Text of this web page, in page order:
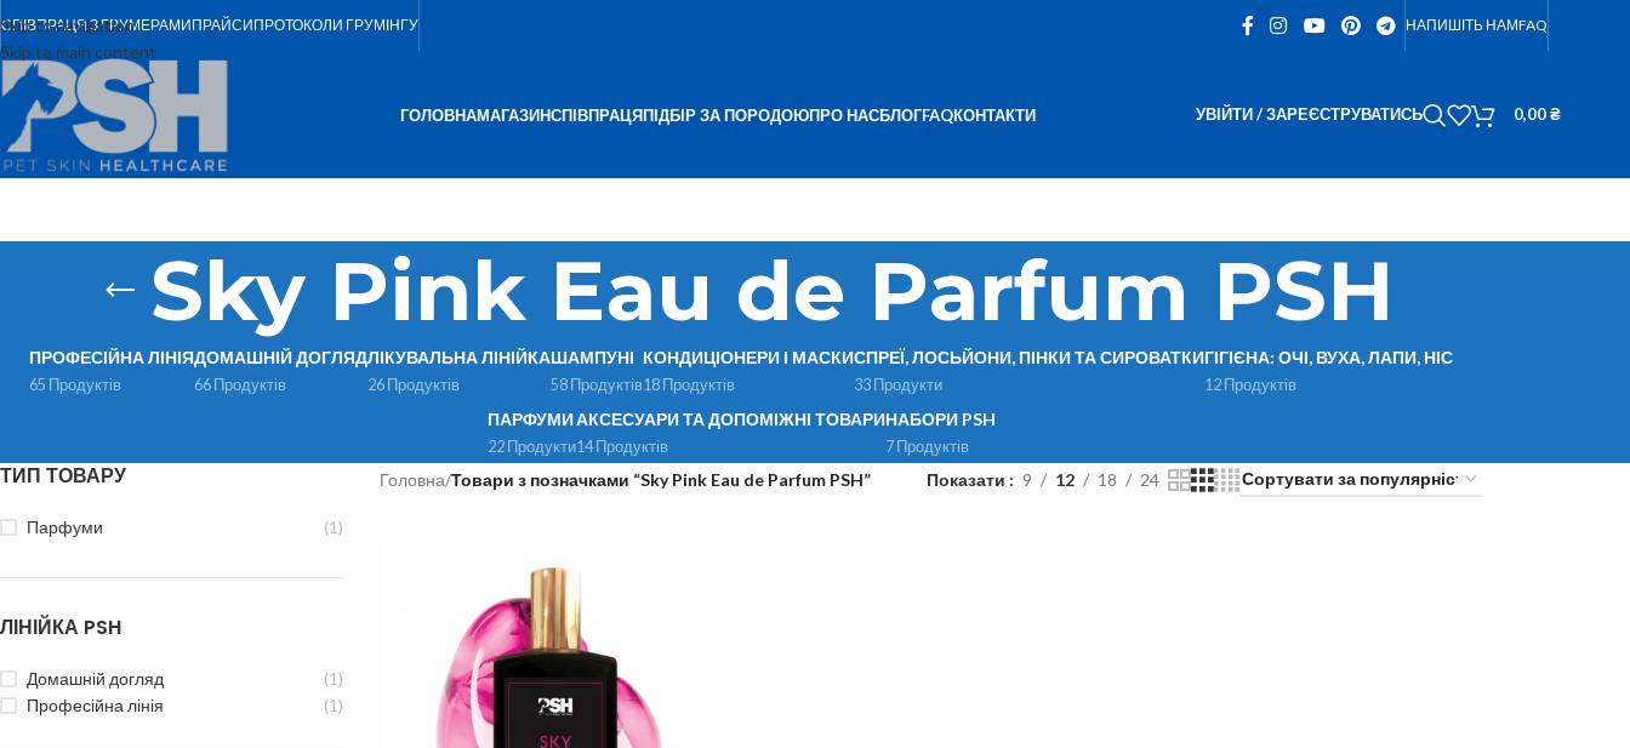
Skip to navigation
Skip to main content
СПІВПРАЦЯ З ГРУМЕРАМИПРАЙСИПРОТОКОЛИ ГРУМІНГУ НАПИШІТЬ НАМFAQ
ГОЛОВНАМАГАЗИНСПІВПРАЦЯПІДБІР ЗА ПОРОДОЮПРО НАСБЛОГFAQКОНТАКТИ УВІЙТИ / ЗАРЕЄСТРУВАТИСЬ 0,00₴
Sky Pink Eau de Parfum PSH
ПРОФЕСІЙНА ЛІНІЯ
65 Продуктів
ДОМАШНІЙ ДОГЛЯД
66 Продуктів
ЛІКУВАЛЬНА ЛІНІЙКА
26 Продуктів
ШАМПУНІ
58 Продуктів
КОНДИЦІОНЕРИ І МАСКИ
18 Продуктів
СПРЕЇ, ЛОСЬЙОНИ, ПІНКИ ТА СИРОВАТКИ
33 Продукти
ГІГІЄНА: ОЧІ, ВУХА, ЛАПИ, НІС
12 Продуктів
ПАРФУМИ
22 Продукти
АКСЕСУАРИ ТА ДОПОМІЖНІ ТОВАРИ
14 Продуктів
НАБОРИ PSH
7 Продуктів
ТИП ТОВАРУ
Парфуми (1)
ЛІНІЙКА PSH
Домашній догляд
(1)
Професійна лінія
(1)
Головна/Товари з позначками “Sky Pink Eau de Parfum PSH” Показати 9 12 18 24